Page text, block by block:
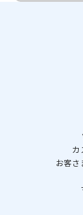
カ
お客